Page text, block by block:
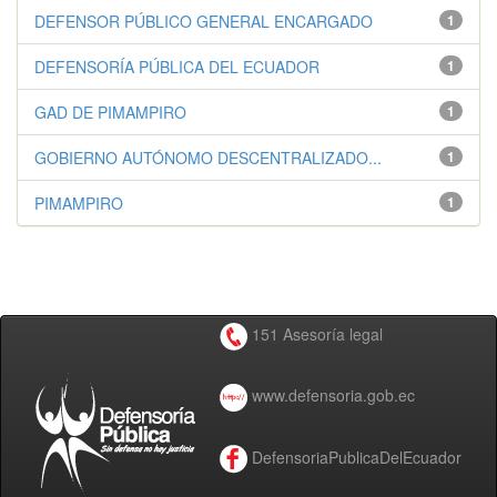
1
DEFENSOR PÚBLICO GENERAL ENCARGADO
1
DEFENSORÍA PÚBLICA DEL ECUADOR
1
GAD DE PIMAMPIRO
1
GOBIERNO AUTÓNOMO DESCENTRALIZADO...
1
PIMAMPIRO
151 Asesoría legal
www.defensoria.gob.ec
DefensoriaPublicaDelEcuador